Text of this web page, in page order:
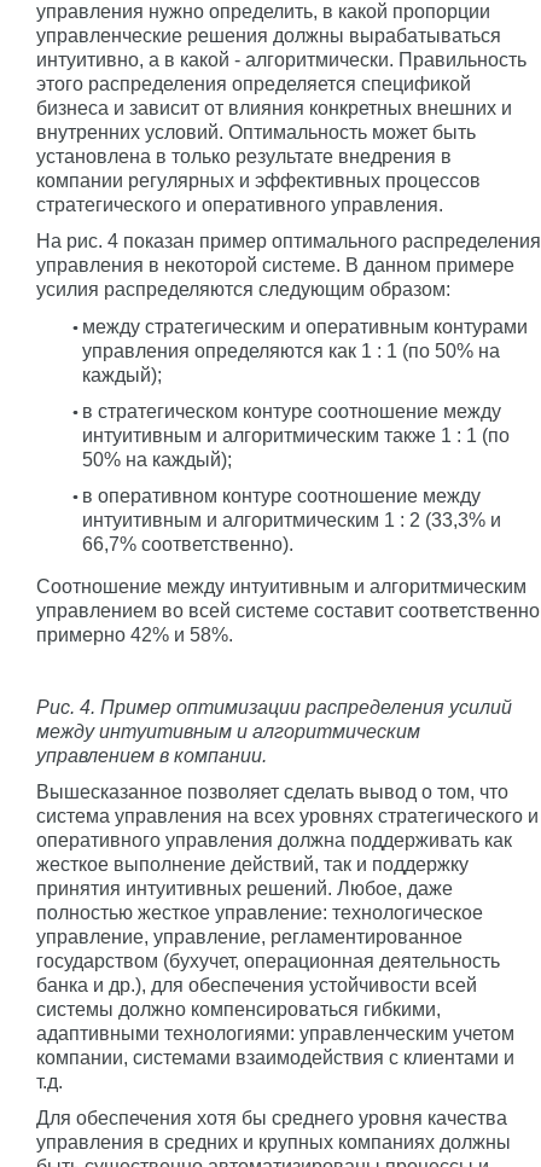
управления нужно определить, в какой пропорции
управленческие решения должны вырабатываться
интуитивно, а в какой - алгоритмически. Правильность
этого распределения определяется спецификой
бизнеса и зависит от влияния конкретных внешних и
внутренних условий. Оптимальность может быть
установлена в только результате внедрения в
компании регулярных и эффективных процессов
стратегического и оперативного управления.
На рис. 4 показан пример оптимального распределения
управления в некоторой системе. В данном примере
усилия распределяются следующим образом:
между стратегическим и оперативным контурами
управления определяются как 1 : 1 (по 50% на
каждый);
в стратегическом контуре соотношение между
интуитивным и алгоритмическим также 1 : 1 (по
50% на каждый);
в оперативном контуре соотношение между
интуитивным и алгоритмическим 1 : 2 (33,3% и
66,7% соответственно).
Соотношение между интуитивным и алгоритмическим
управлением во всей системе составит соответственно
примерно 42% и 58%.
Рис. 4. Пример оптимизации распределения усилий
между интуитивным и алгоритмическим
управлением в компании.
Вышесказанное позволяет сделать вывод о том, что
система управления на всех уровнях стратегического и
оперативного управления должна поддерживать как
жесткое выполнение действий, так и поддержку
принятия интуитивных решений. Любое, даже
полностью жесткое управление: технологическое
управление, управление, регламентированное
государством (бухучет, операционная деятельность
банка и др.), для обеспечения устойчивости всей
системы должно компенсироваться гибкими,
адаптивными технологиями: управленческим учетом
компании, системами взаимодействия с клиентами и
т.д.
Для обеспечения хотя бы среднего уровня качества
управления в средних и крупных компаниях должны